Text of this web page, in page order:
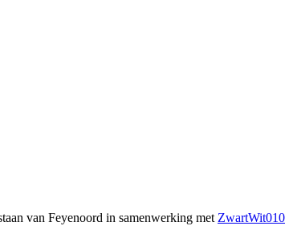
van Feyenoord in samenwerking met